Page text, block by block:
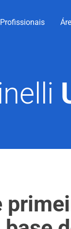
Profissionais